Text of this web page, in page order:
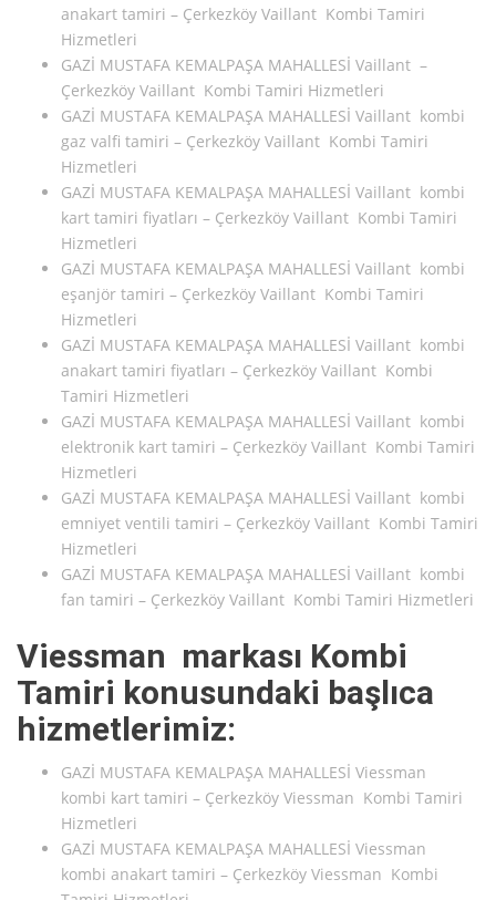
anakart tamiri – Çerkezköy Vaillant Kombi Tamiri
Hizmetleri
GAZİ MUSTAFA KEMALPAŞA MAHALLESİ Vaillant –
Çerkezköy Vaillant Kombi Tamiri Hizmetleri
GAZİ MUSTAFA KEMALPAŞA MAHALLESİ Vaillant kombi
gaz valfi tamiri – Çerkezköy Vaillant Kombi Tamiri
Hizmetleri
GAZİ MUSTAFA KEMALPAŞA MAHALLESİ Vaillant kombi
kart tamiri fiyatları – Çerkezköy Vaillant Kombi Tamiri
Hizmetleri
GAZİ MUSTAFA KEMALPAŞA MAHALLESİ Vaillant kombi
eşanjör tamiri – Çerkezköy Vaillant Kombi Tamiri
Hizmetleri
GAZİ MUSTAFA KEMALPAŞA MAHALLESİ Vaillant kombi
anakart tamiri fiyatları – Çerkezköy Vaillant Kombi
Tamiri Hizmetleri
GAZİ MUSTAFA KEMALPAŞA MAHALLESİ Vaillant kombi
elektronik kart tamiri – Çerkezköy Vaillant Kombi Tamiri
Hizmetleri
GAZİ MUSTAFA KEMALPAŞA MAHALLESİ Vaillant kombi
emniyet ventili tamiri – Çerkezköy Vaillant Kombi Tamiri
Hizmetleri
GAZİ MUSTAFA KEMALPAŞA MAHALLESİ Vaillant kombi
fan tamiri – Çerkezköy Vaillant Kombi Tamiri Hizmetleri
Viessman markası Kombi
Tamiri konusundaki başlıca
hizmetlerimiz:
GAZİ MUSTAFA KEMALPAŞA MAHALLESİ Viessman
kombi kart tamiri – Çerkezköy Viessman Kombi Tamiri
Hizmetleri
GAZİ MUSTAFA KEMALPAŞA MAHALLESİ Viessman
kombi anakart tamiri – Çerkezköy Viessman Kombi